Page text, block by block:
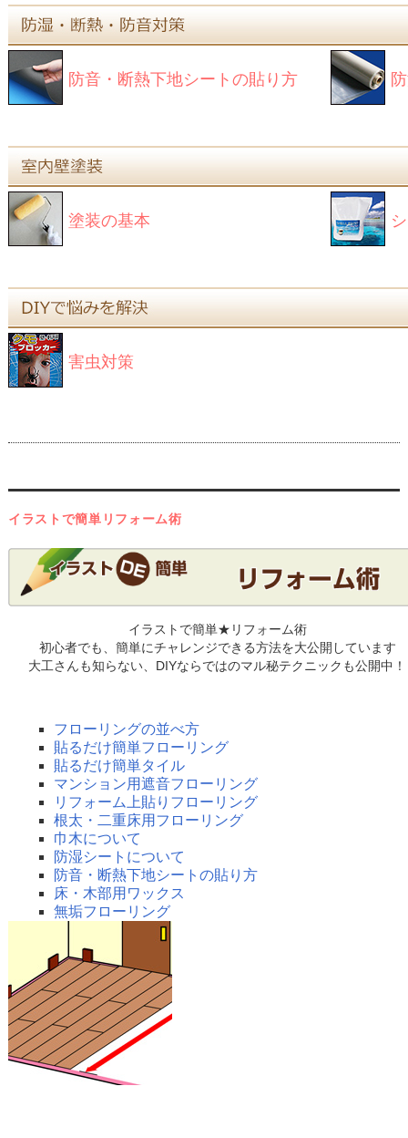
防音・断熱下地シートの貼り方
塗装の基本
害虫対策
イラストで簡単リフォーム術
イラストで簡単★リフォーム術
初心者でも、簡単にチャレンジできる方法を大公開しています
大工さんも知らない、DIYならではのマル秘テクニックも公開中！
フローリングの並べ方
貼るだけ簡単フローリング
貼るだけ簡単タイル
マンション用遮音フローリング
リフォーム上貼りフローリング
根太・二重床用フローリング
巾木について
防湿シートについて
防音・断熱下地シートの貼り方
床・木部用ワックス
無垢フローリング